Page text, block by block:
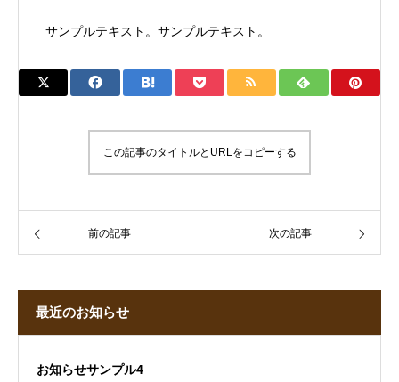
サンプルテキスト。サンプルテキスト。
この記事のタイトルとURLをコピーする
前の記事 次の記事
最近のお知らせ
お知らせサンプル4